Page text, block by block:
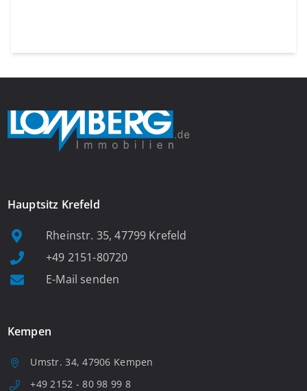
Hauptsitz Krefeld
Rheinstr. 35, 47799 Krefeld
+49 2151-80720
E-Mail senden
Kempen
Umstr. 34, 47906 Kempen
+49 2152 - 80 98 99 8